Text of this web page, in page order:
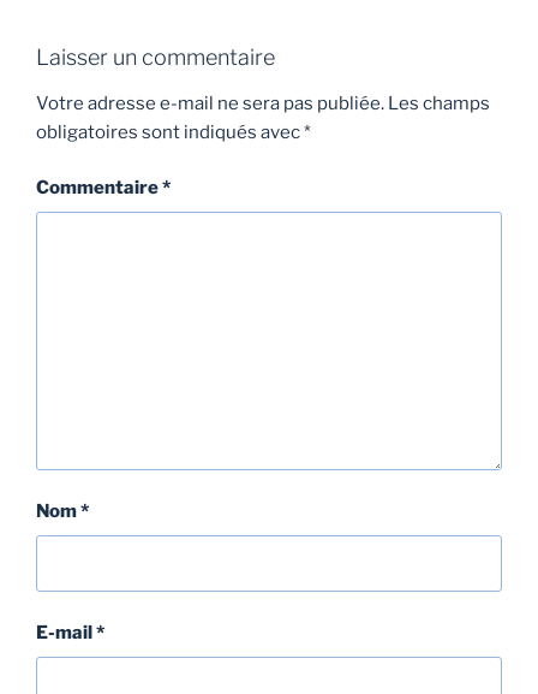
Laisser un commentaire
Votre adresse e-mail ne sera pas publiée. Les champs
obligatoires sont indiqués avec*
Commentaire*
Nom*
E-mail*